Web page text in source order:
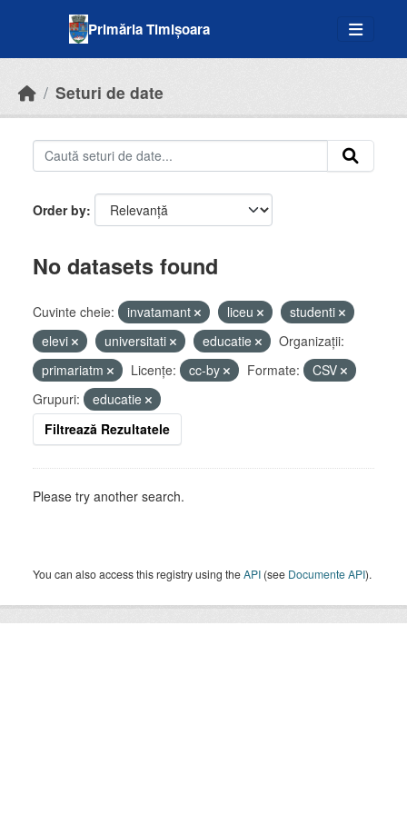
Primăria Timișoara
Seturi de date
Order by
No datasets found
Cuvinte cheie: invatamant liceu
studenti
elevi
universitati educatie
Organizații:
primariatm
Licenţe: cc-by Formate:
CSV
Grupuri:
educatie
Filtrează Rezultatele
Please try another search.
You can also access this registry using theAPI (see Documente API).